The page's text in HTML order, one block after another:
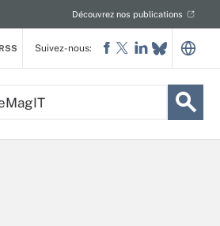
Découvrez nos publications
RSS Suivez-nous: